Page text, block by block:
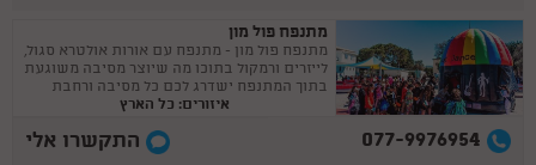
מתנפח פול מון
מתנפח פול מון - מתנפח עם אורות אולטרא סגול,
לייזרים ורמקול בתוכו מה שיוצר מסיבה משוגעת
בתוך המתנפח ישדרג לכם כל מסיבה ורחבת
איזורים: כל הארץ
077-9976954 התקשרו אלי